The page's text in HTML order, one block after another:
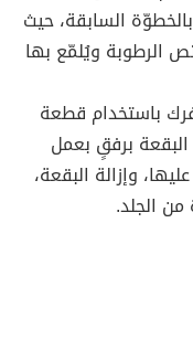
السابقة، حيث
ويُلمّع بها
باستخدام قطعة
برفقٍ بعمل
وإزالة البقعة،
الجلد.